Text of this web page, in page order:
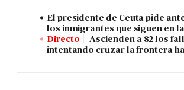
El presidente de Ceuta pide
los inmigrantes que siguen en
Directo
Ascienden a 82 los
intentando cruzar la frontera